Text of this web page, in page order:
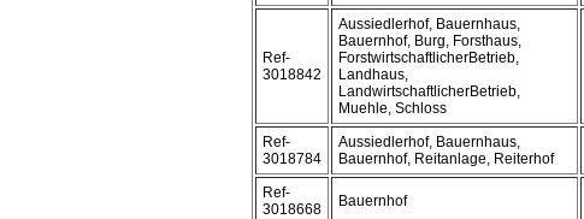
Ref-
3018842
Aussiedlerhof, Bauernhaus,
Bauernhof, Burg, Forsthaus,
ForstwirtschaftlicherBetrieb,
Landhaus,
LandwirtschaftlicherBetrieb,
Muehle, Schloss
Ref-
3018784
Aussiedlerhof, Bauernhaus,
Bauernhof, Reitanlage, Reiterhof
Ref-
3018668
Bauernhof